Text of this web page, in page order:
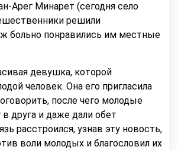
Арег Минарет (сегодня село
решили
больно понравились им местные
девушка, которой
человек. Она его пригласила
после чего молодые
друга и даже дали обет
расстроился, узнав эту новость,
воли молодых и благословил их